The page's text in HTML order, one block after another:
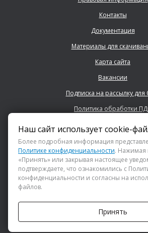
АНО «ДИРЕКЦИЯ СПОРТИВНЫХ И
Контакты
Документация
Материалы для
Карта сайта
Вакансии
Подписка на рассылку
Политика обработки
+7 (843) 222
Наш сайт использует cookie-
Более подробная информация
Политике конфиденциальности. Нажимая
«Принять» или закрывая настоящее
подтверждаете, что ознакомились с
конфиденциальности и согласны на
файлов.
Принять